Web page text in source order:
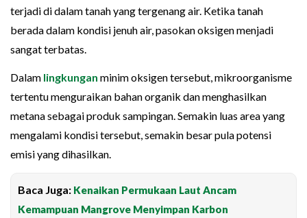
terjadi di dalam tanah yang tergenang air. Ketika tanah
berada dalam kondisi jenuh air, pasokan oksigen menjadi
sangat terbatas.
Dalam lingkungan minim oksigen tersebut, mikroorganisme
tertentu menguraikan bahan organik dan menghasilkan
metana sebagai produk sampingan. Semakin luas area yang
mengalami kondisi tersebut, semakin besar pula potensi
emisi yang dihasilkan.
Baca Juga: Kenaikan Permukaan Laut Ancam
Kemampuan Mangrove Menyimpan Karbon